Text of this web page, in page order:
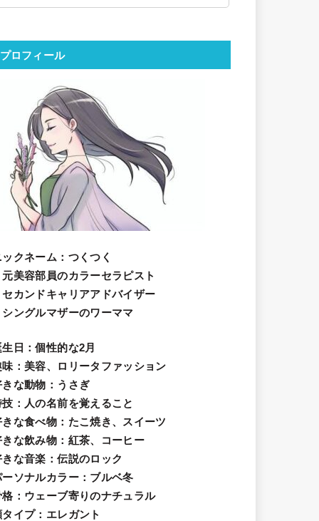
プロフィール
ックネーム ：つくつく
元美容部員のカラーセラピスト
セカンドキャリアアドバイザー
シングルマザーのワーママ
日 ：個性的な2月
味 ：美容、ロリータファッション
きな動物 ：うさぎ
技 ：人の名前を覚えること
きな食べ物 ：たこ焼き、スイーツ
きな飲み物：紅茶、コーヒー
きな音楽：伝説のロック
ーソナルカラー：ブルベ冬
格：ウェーブ寄りのナチュラル
タイプ：エレガン ト